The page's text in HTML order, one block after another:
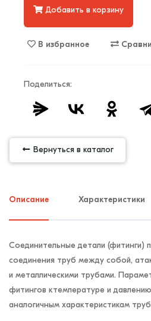
Добавить в корзину
В избранное
Поделиться:
Вернуться в каталог
Описание Характеристики
Соединительные детали (фитинги)
соединения труб между собой,
и металлическими трубами.
фитингов ктемпературе и
аналогичным характеристикам труб